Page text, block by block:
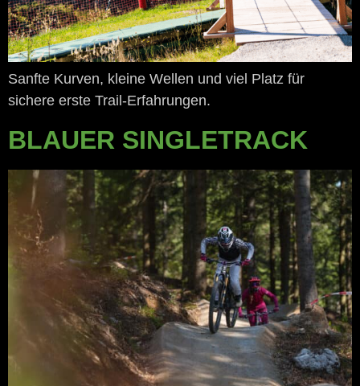
Sanfte Kurven, kleine Wellen und viel Platz für
sichere erste Trail-Erfahrungen.
BLAUER SINGLETRACK